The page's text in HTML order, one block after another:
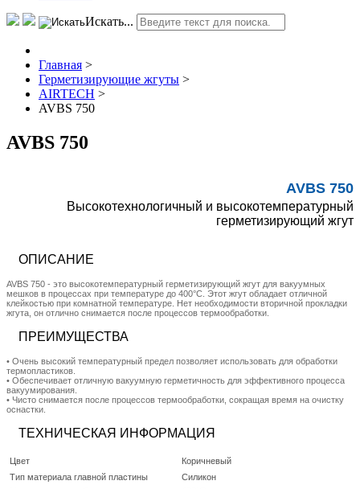
Искать...
Главная >
Герметизирующие жгуты >
AIRTECH >
AVBS 750
AVBS 750
AVBS 750
Высокотехнологичный и высокотемпературный
герметизирующий жгут
ОПИСАНИЕ
AVBS 750 - это высокотемпературный герметизирующий жгут для вакуумных
мешков в процессах при температуре до 400°C. Этот жгут обладает отличной
клейкостью при комнатной температуре. Нет необходимости вторичной прокладки
жгута, он отлично снимается после процессов термообработки.
ПРЕИМУЩЕСТВА
• Очень высокий температурный предел позволяет использовать для обработки
термопластиков.
• Обеспечивает отличную вакуумную герметичность для эффективного процесса
вакуумирования.
• Чисто снимается после процессов термообработки, сокращая время на очистку
оснастки.
ТЕХНИЧЕСКАЯ ИНФОРМАЦИЯ
Цвет
Коричневый
Тип материала главной пластины
Силикон